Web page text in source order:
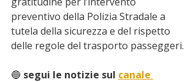
preventivo della Polizia Stradale a
tutela della sicurezza e del rispetto
delle regole del trasporto passeggeri.
🔵 segui le notizie sul canale